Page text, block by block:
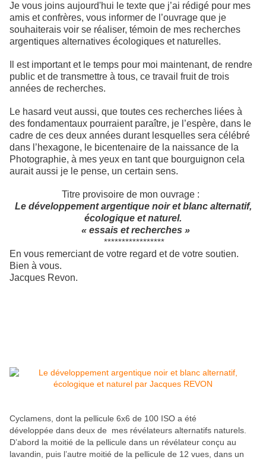
Je vous joins aujourd'hui le texte que j’ai rédigé pour mes
amis et confrères, vous informer de l’ouvrage que je
souhaiterais voir se réaliser, témoin de mes recherches
argentiques alternatives écologiques et naturelles.
Il est important et le temps pour moi maintenant, de rendre
public et de transmettre à tous, ce travail fruit de trois
années de recherches.
Le hasard veut aussi, que toutes ces recherches liées à
des fondamentaux pourraient paraître, je l’espère, dans le
cadre de ces deux années durant lesquelles sera célébré
dans l’hexagone, le bicentenaire de la naissance de la
Photographie, à mes yeux en tant que bourguignon cela
aurait aussi je le pense, un certain sens.
Titre provisoire de mon ouvrage :
Le développement argentique noir et blanc alternatif,
écologique et naturel.
« essais et recherches »
*****************
En vous remerciant de votre regard et de votre soutien.
Bien à vous.
Jacques Revon.
Cyclamens, dont la pellicule 6x6 de 100 ISO a été
développée dans deux de mes révélateurs alternatifs naturels.
D’abord la moitié de la pellicule dans un révélateur conçu au
lavandin, puis l’autre moitié de la pellicule de 12 vues, dans un